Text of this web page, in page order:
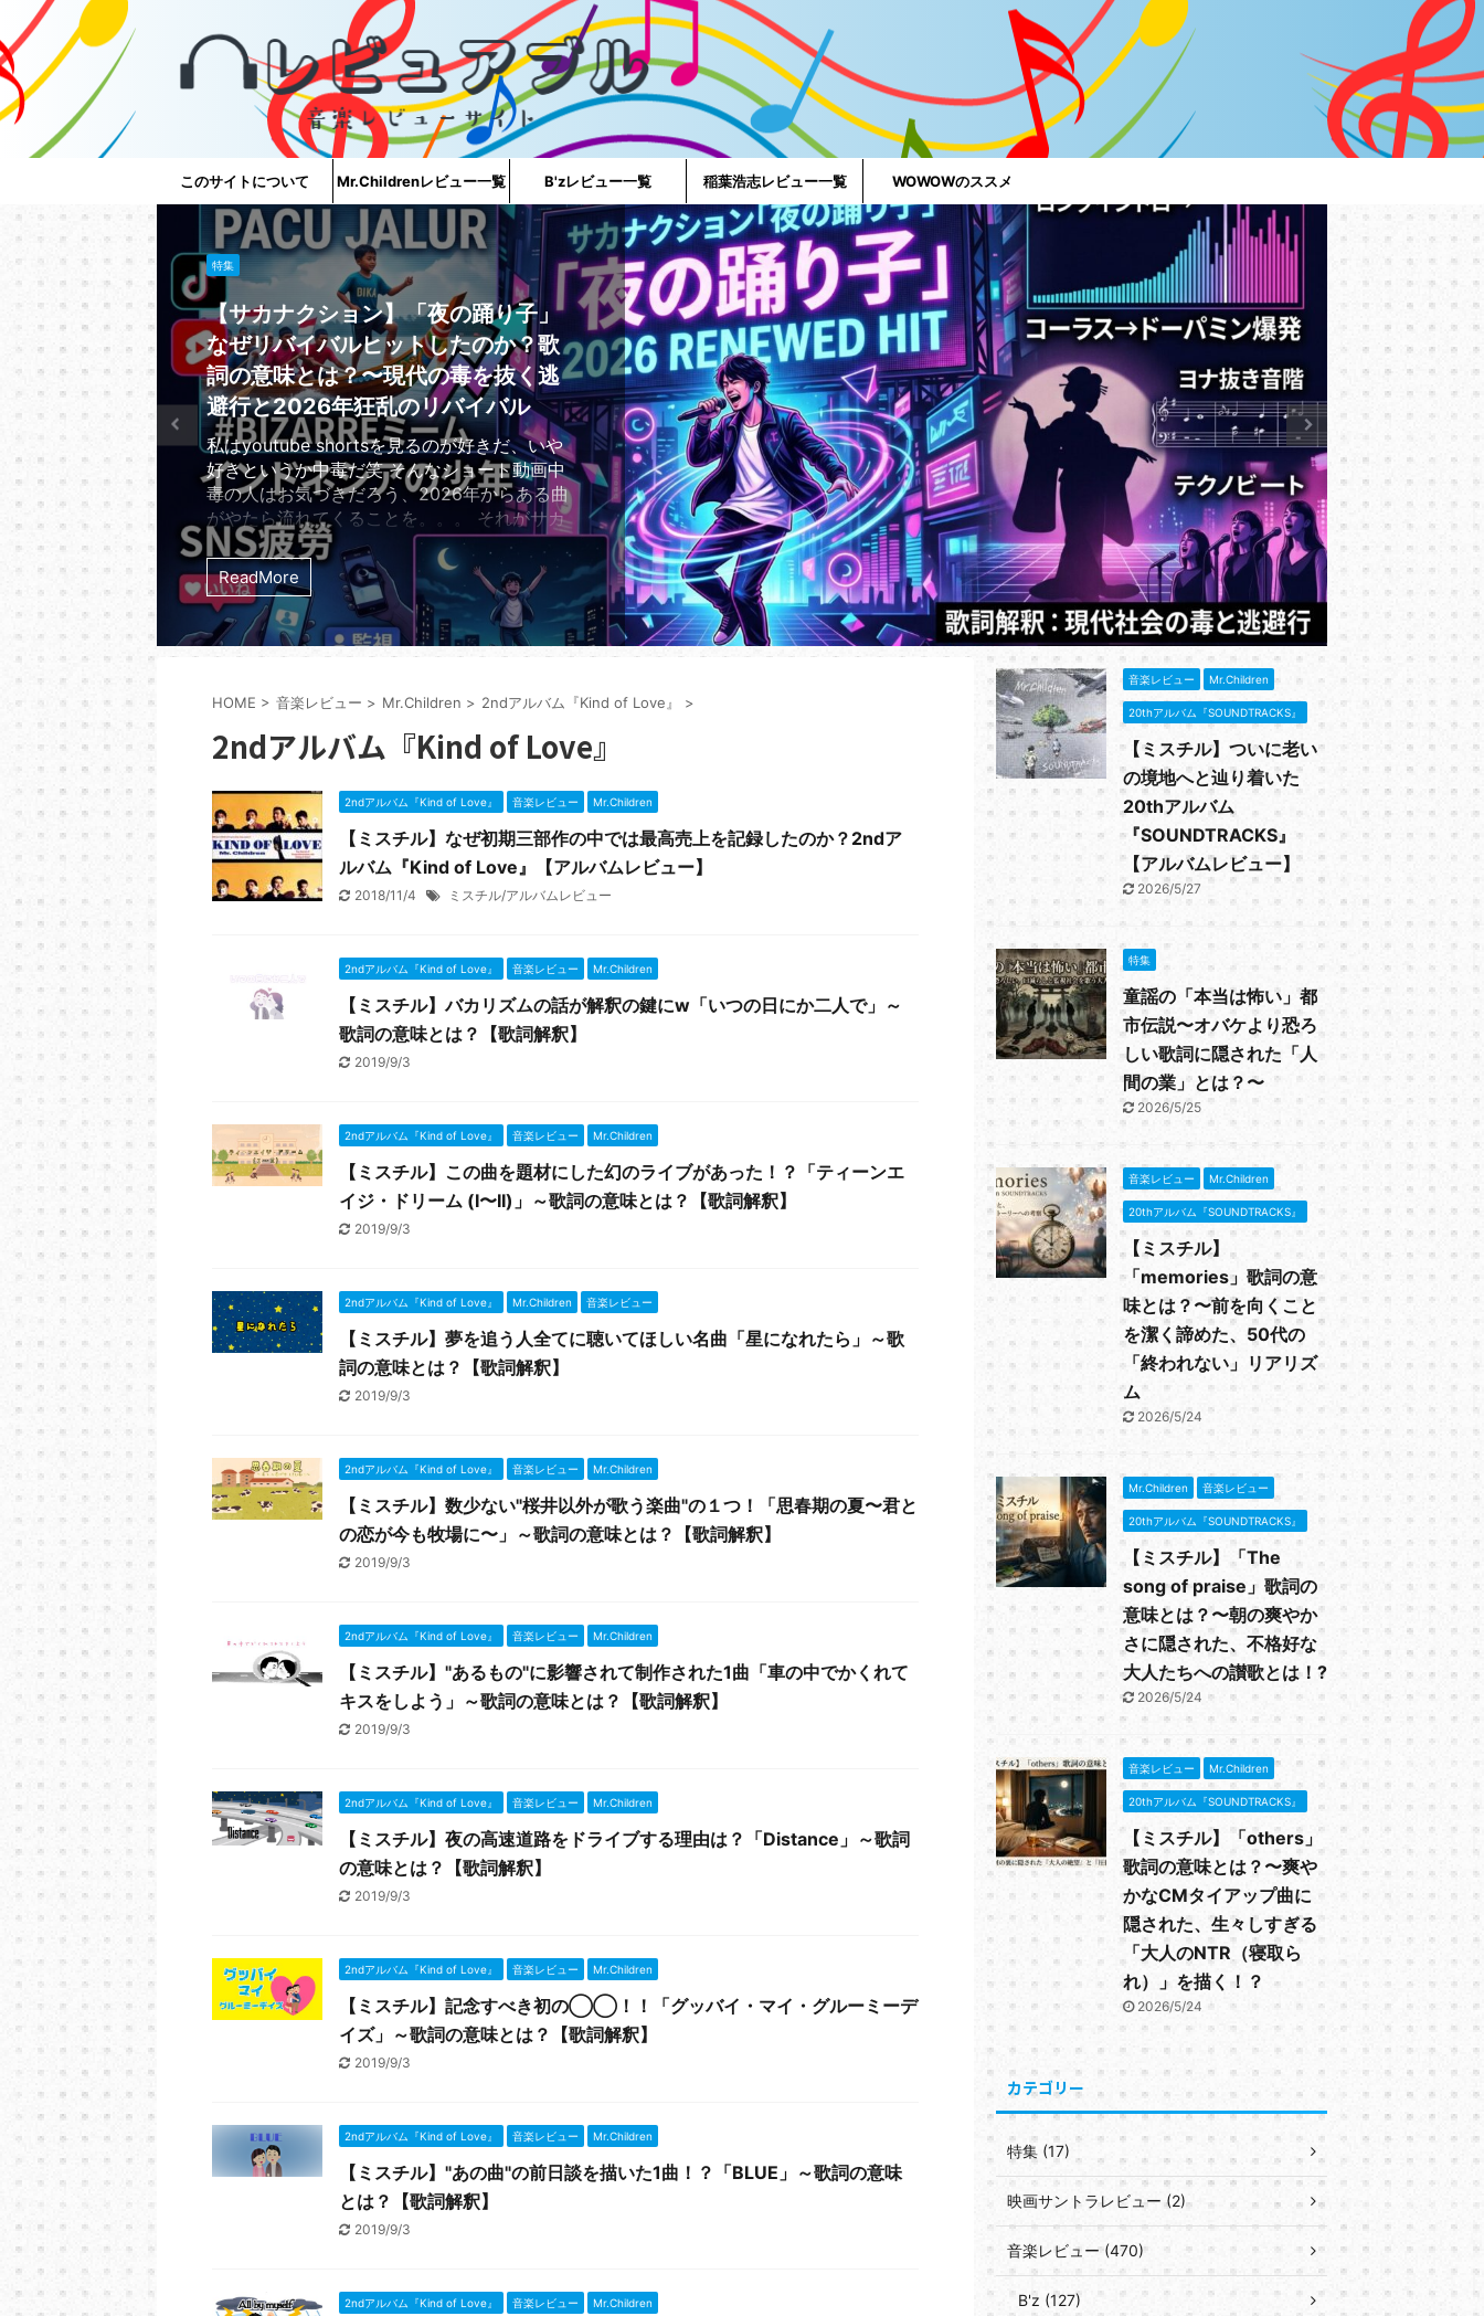
このサイトについて Mr.Childrenレビュー一覧 B'zレビュー一覧 稲葉浩志レビュー一覧 WOWOWのススメ
特集
【サカナクション】「夜の踊り子」
なぜリバイバルヒットしたのか？歌
詞の意味とは？〜現代の毒を抜く逃
避行と2026年狂乱のリバイバル
私はyoutube shortsを見るのが好きだ、いや
好きというか中毒だ笑 そんなショート動画中
毒の人はお気づきだろう、2026年からある曲
がやたら流れてくることを。。。 それがサカ
ナクションの7thシングル「夜の踊り子」であ
る。 リリースから実に14年。2012年に世に放
たれたサカナクションの「夜の踊り子」が、
2026年の今になって世界のストリーミングチ
ャートを理不尽なほどの勢いで席巻してい
る。 オリコン週間ストリーミングランキング
年5月13日の発表で突如と ...
ReadMore
「C調言
は？～男
【サザン
サザンオー
ど、ちゃん
トアルバム
と、初期の
ッド」がど
としのエリ
グルになっ
心」の基本
ReadMore
HOME > 音楽レビュー > Mr.Children > 2ndアルバム『Kind of Love』 >
2ndアルバム『Kind of Love』
2ndアルバム『Kind of Love』 音楽レビュー Mr.Children
【ミスチル】なぜ初期三部作の中では最高売上を記録したのか？2ndア
ルバム『Kind of Love』【アルバムレビュー】
2018/11/4 ミスチル/アルバムレビュー
2ndアルバム『Kind of Love』 音楽レビュー Mr.Children
【ミスチル】バカリズムの話が解釈の鍵にw「いつの日にか二人で」～
歌詞の意味とは？【歌詞解釈】
2019/9/3
2ndアルバム『Kind of Love』 音楽レビュー Mr.Children
【ミスチル】この曲を題材にした幻のライブがあった！？「ティーンエ
イジ・ドリーム (I〜II)」～歌詞の意味とは？【歌詞解釈】
2019/9/3
2ndアルバム『Kind of Love』 Mr.Children 音楽レビュー
【ミスチル】夢を追う人全てに聴いてほしい名曲「星になれたら」～歌
詞の意味とは？【歌詞解釈】
2019/9/3
2ndアルバム『Kind of Love』 音楽レビュー Mr.Children
【ミスチル】数少ない"桜井以外が歌う楽曲"の１つ！「思春期の夏〜君と
の恋が今も牧場に〜」～歌詞の意味とは？【歌詞解釈】
2019/9/3
2ndアルバム『Kind of Love』 音楽レビュー Mr.Children
【ミスチル】"あるもの"に影響されて制作された1曲「車の中でかくれて
キスをしよう」～歌詞の意味とは？【歌詞解釈】
2019/9/3
2ndアルバム『Kind of Love』 音楽レビュー Mr.Children
【ミスチル】夜の高速道路をドライブする理由は？「Distance」～歌詞
の意味とは？【歌詞解釈】
2019/9/3
2ndアルバム『Kind of Love』 音楽レビュー Mr.Children
【ミスチル】記念すべき初の◯◯！！「グッバイ・マイ・グルーミーデ
イズ」～歌詞の意味とは？【歌詞解釈】
2019/9/3
2ndアルバム『Kind of Love』 音楽レビュー Mr.Children
【ミスチル】"あの曲"の前日談を描いた1曲！？「BLUE」～歌詞の意味
とは？【歌詞解釈】
2019/9/3
2ndアルバム『Kind of Love』 音楽レビュー Mr.Children
音楽レビュー Mr.Children
20thアルバム『SOUNDTRACKS』
【ミスチル】ついに老い
の境地へと辿り着いた
20thアルバム
『SOUNDTRACKS』
【アルバムレビュー】
2026/5/27
特集
童謡の「本当は怖い」都
市伝説〜オバケより恐ろ
しい歌詞に隠された「人
間の業」とは？〜
2026/5/25
音楽レビュー Mr.Children
20thアルバム『SOUNDTRACKS』
【ミスチル】
「memories」歌詞の意
味とは？〜前を向くこと
を潔く諦めた、50代の
「終われない」リアリズ
ム
2026/5/24
Mr.Children 音楽レビュー
20thアルバム『SOUNDTRACKS』
【ミスチル】「The
song of praise」歌詞の
意味とは？〜朝の爽やか
さに隠された、不格好な
大人たちへの讃歌とは！?
2026/5/24
音楽レビュー Mr.Children
20thアルバム『SOUNDTRACKS』
【ミスチル】「others」
歌詞の意味とは？〜爽や
かなCMタイアップ曲に
隠された、生々しすぎる
「大人のNTR（寝取ら
れ）」を描く！？
2026/5/24
カテゴリー
特集 (17)
映画サントラレビュー (2)
音楽レビュー (470)
B'z (127)